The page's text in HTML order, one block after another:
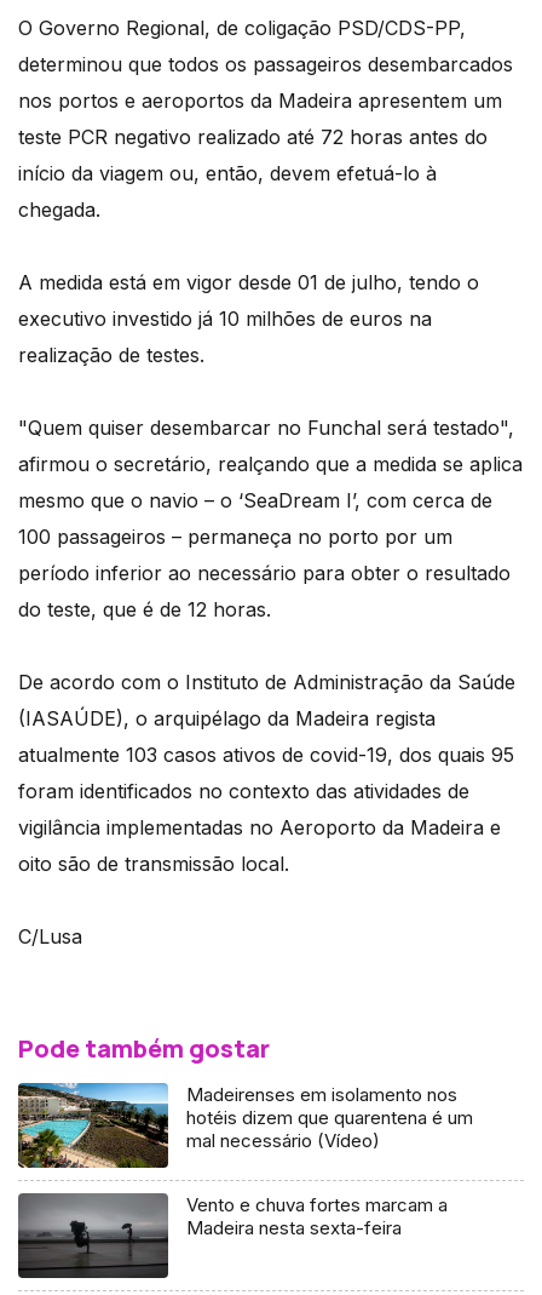
O Governo Regional, de coligação PSD/CDS-PP,
determinou que todos os passageiros desembarcados
nos portos e aeroportos da Madeira apresentem um
teste PCR negativo realizado até 72 horas antes do
início da viagem ou, então, devem efetuá-lo à
chegada.
A medida está em vigor desde 01 de julho, tendo o
executivo investido já 10 milhões de euros na
realização de testes.
"Quem quiser desembarcar no Funchal será testado",
afirmou o secretário, realçando que a medida se aplica
mesmo que o navio – o ‘SeaDream I’, com cerca de
100 passageiros – permaneça no porto por um
período inferior ao necessário para obter o resultado
do teste, que é de 12 horas.
De acordo com o Instituto de Administração da Saúde
(IASAÚDE), o arquipélago da Madeira regista
atualmente 103 casos ativos de covid-19, dos quais 95
foram identificados no contexto das atividades de
vigilância implementadas no Aeroporto da Madeira e
oito são de transmissão local.
C/Lusa
Pode também gostar
Madeirenses em isolamento nos
hotéis dizem que quarentena é um
mal necessário (Vídeo)
Vento e chuva fortes marcam a
Madeira nesta sexta-feira